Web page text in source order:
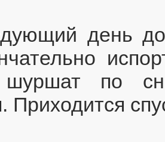
день
по
Приходится